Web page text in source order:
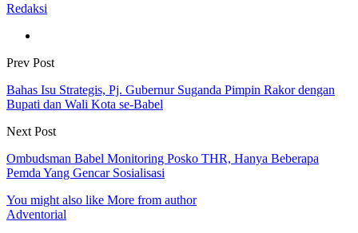
Redaksi
Prev Post
Bahas Isu Strategis, Pj. Gubernur Suganda Pimpin Rakor dengan
Bupati dan Wali Kota se-Babel
Next Post
Ombudsman Babel Monitoring Posko THR, Hanya Beberapa
Pemda Yang Gencar Sosialisasi
You might also like More from author
Adventorial